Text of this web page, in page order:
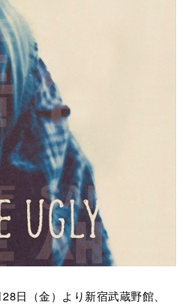
日（金）より新宿武蔵野館、